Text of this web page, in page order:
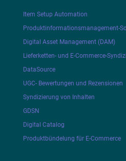
Item Setup Automation
Produktinformationsmanagement-
Digital Asset Management (DAM)
Lieferketten- und E-Commerce-
DataSource
UGC- Bewertungen und Rezensionen
Syndizierung von Inhalten
GDSN
Digital Catalog
Produktbündelung für E-Commerce